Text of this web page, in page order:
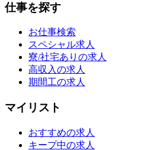
仕事を探す
お仕事検索
スペシャル求人
寮/社宅ありの求人
高収入の求人
期間工の求人
マイリスト
おすすめの求人
キープ中の求人